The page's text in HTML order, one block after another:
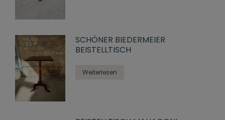
SCHÖNER BIEDERMEIER
BEISTELLTISCH
Weiterlesen